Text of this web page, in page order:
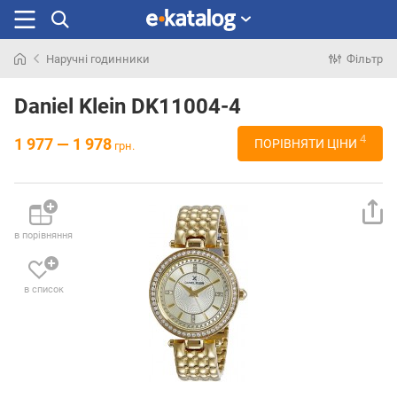
раніше
Наручні годинники Фільтр
Daniel Klein DK11004-4
1 977 — 1 978 грн. ПОРІВНЯТИ ЦІНИ 4
в порівняння
в список